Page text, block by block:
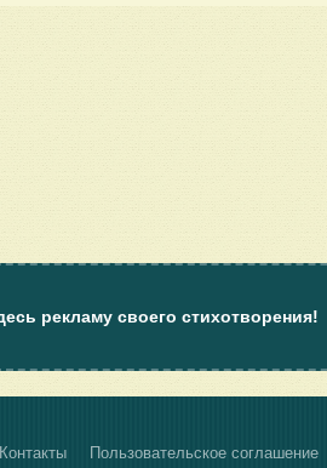
рекламу своего стихотворения!
Контакты Пользовательское соглашение